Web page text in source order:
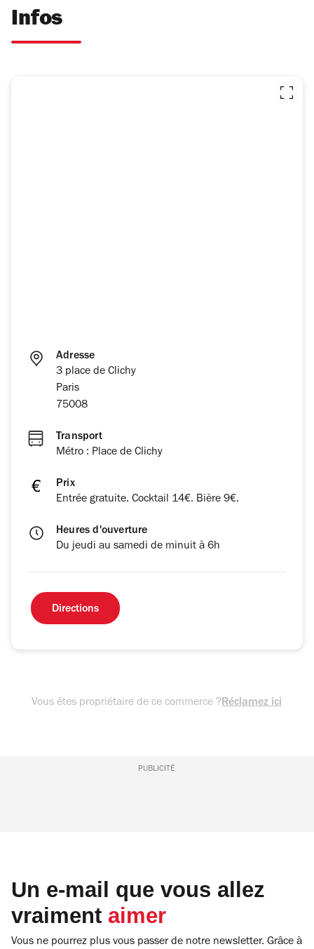
Infos
Adresse
3 place de Clichy
Paris
75008
Transport
Métro : Place de Clichy
Prix
Entrée gratuite. Cocktail 14€. Bière 9€.
Heures d'ouverture
Du jeudi au samedi de minuit à 6h
Directions
Vous êtes propriétaire de ce commerce ?Réclamez ici
PUBLICITÉ
Un e-mail que vous allez
vraiment aimer
Vous ne pourrez plus vous passer de notre newsletter. Grâce à